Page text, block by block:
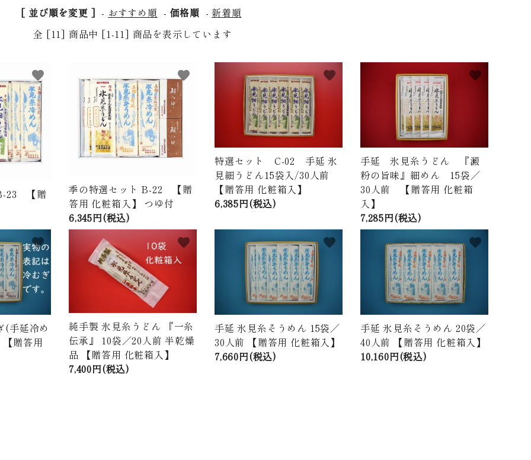
[ 並び順を変更 ] - おすすめ順 - 価格順 - 新着順
全 [11] 商品中 [1-11] 商品を表示しています
23 【贈
favorite
季の特選セット B-22 【贈
答用 化粧箱入】 つゆ付
6,345円(税込)
favorite
特選セット C-02 手延 氷
見細うどん15袋入/30人前
【贈答用 化粧箱入】
6,385円(税込)
favorite
手延 氷見糸うどん 『澱
粉の旨味』細めん 15袋／
30人前 【贈答用 化粧箱
入】
7,285円(税込)
favorite
(手延冷め
贈答用
favorite
純手製 氷見糸うどん 『一糸
伝承』 10袋／20人前 半乾燥
品 【贈答用 化粧箱入】
7,400円(税込)
favorite
手延 氷見糸そうめん 15袋／
30人前 【贈答用 化粧箱入】
7,660円(税込)
favorite
手延 氷見糸そうめん 20袋／
40人前 【贈答用 化粧箱入】
10,160円(税込)
favorite